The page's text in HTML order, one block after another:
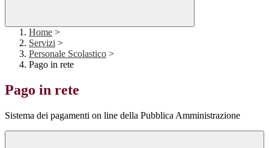
Home >
Servizi >
Personale Scolastico >
Pago in rete
Pago in rete
Sistema dei pagamenti on line della Pubblica Amministrazione